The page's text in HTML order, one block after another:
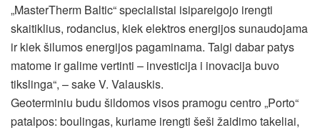
„MasterTherm Baltic“ specialistai isipareigojo irengti
skaitiklius, rodancius, kiek elektros energijos sunaudojama
ir kiek šilumos energijos pagaminama. Taigi dabar patys
matome ir galime vertinti – investicija i inovacija buvo
tikslinga“, – sake V. Valauskis.
Geoterminiu budu šildomos visos pramogu centro „Porto“
patalpos: boulingas, kuriame irengti šeši žaidimo takeliai,